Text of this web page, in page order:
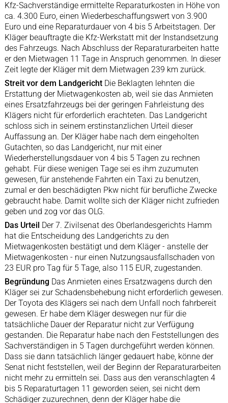
Kfz-Sachverständige ermittelte Reparaturkosten in Höhe von
ca. 4.300 Euro, einen Wiederbeschaffungswert von 3.900
Euro und eine Reparaturdauer von 4 bis 5 Arbeitstagen. Der
Kläger beauftragte die Kfz-Werkstatt mit der Instandsetzung
des Fahrzeugs. Nach Abschluss der Reparaturarbeiten hatte
er den Mietwagen 11 Tage in Anspruch genommen. In dieser
Zeit legte der Kläger mit dem Mietwagen 239 km zurück.
Streit vor dem Landgericht Die Beklagten lehnten die
Erstattung der Mietwagenkosten ab, weil sie das Anmieten
eines Ersatzfahrzeugs bei der geringen Fahrleistung des
Klägers nicht für erforderlich erachteten. Das Landgericht
schloss sich in seinem erstinstanzlichen Urteil dieser
Auffassung an. Der Kläger habe nach dem eingeholten
Gutachten, so das Landgericht, nur mit einer
Wiederherstellungsdauer von 4 bis 5 Tagen zu rechnen
gehabt. Für diese wenigen Tage sei es ihm zuzumuten
gewesen, für anstehende Fahrten ein Taxi zu benutzen,
zumal er den beschädigten Pkw nicht für berufliche Zwecke
gebraucht habe. Damit wollte sich der Kläger nicht zufrieden
geben und zog vor das OLG.
Das Urteil Der 7. Zivilsenat des Oberlandesgerichts Hamm
hat die Entscheidung des Landgerichts zu den
Mietwagenkosten bestätigt und dem Kläger - anstelle der
Mietwagenkosten - nur einen Nutzungsausfallschaden von
23 EUR pro Tag für 5 Tage, also 115 EUR, zugestanden.
Begründung Das Anmieten eines Ersatzwagens durch den
Kläger sei zur Schadensbehebung nicht erforderlich gewesen.
Der Toyota des Klägers sei nach dem Unfall noch fahrbereit
gewesen. Er habe dem Kläger deswegen nur für die
tatsächliche Dauer der Reparatur nicht zur Verfügung
gestanden. Die Reparatur habe nach den Feststellungen des
Sachverständigen in 5 Tagen durchgeführt werden können.
Dass sie dann tatsächlich länger gedauert habe, könne der
Senat nicht feststellen, weil der Beginn der Reparaturarbeiten
nicht mehr zu ermitteln sei. Dass aus den veranschlagten 4
bis 5 Reparaturtagen 11 geworden seien, sei nicht dem
Schädiger zuzurechnen, denn der Kläger habe die